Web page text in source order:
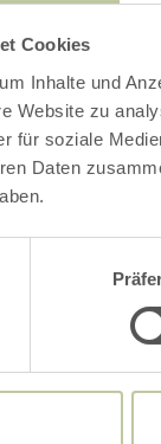
Cookies
Inhalte und
Website zu
für soziale
Daten